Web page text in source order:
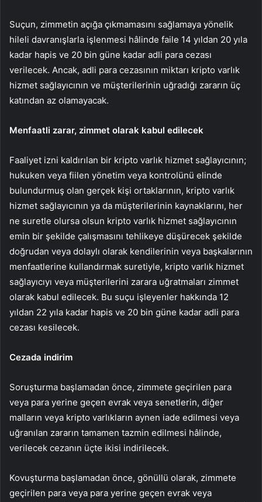
Suçun, zimmetin açığa çıkmamasını sağlamaya yönelik
hileli davranışlarla işlenmesi hâlinde faile 14 yıldan 20 yıla
kadar hapis ve 20 bin güne kadar adli para cezası
verilecek. Ancak, adli para cezasının miktarı kripto varlık
hizmet sağlayıcının ve müşterilerinin uğradığı zararın üç
katından az olamayacak.
Menfaatli zarar, zimmet olarak kabul edilecek
Faaliyet izni kaldırılan bir kripto varlık hizmet sağlayıcının;
hukuken veya fiilen yönetim veya kontrolünü elinde
bulundurmuş olan gerçek kişi ortaklarının, kripto varlık
hizmet sağlayıcının ya da müşterilerinin kaynaklarını, her
ne suretle olursa olsun kripto varlık hizmet sağlayıcının
emin bir şekilde çalışmasını tehlikeye düşürecek şekilde
doğrudan veya dolaylı olarak kendilerinin veya başkalarının
menfaatlerine kullandırmak suretiyle, kripto varlık hizmet
sağlayıcıyı veya müşterilerini zarara uğratmaları zimmet
olarak kabul edilecek. Bu suçu işleyenler hakkında 12
yıldan 22 yıla kadar hapis ve 20 bin güne kadar adli para
cezası kesilecek.
Cezada indirim
Soruşturma başlamadan önce, zimmete geçirilen para
veya para yerine geçen evrak veya senetlerin, diğer
malların veya kripto varlıkların aynen iade edilmesi veya
uğranılan zararın tamamen tazmin edilmesi hâlinde,
verilecek cezanın üçte ikisi indirilecek.
Kovuşturma başlamadan önce, gönüllü olarak, zimmete
geçirilen para veya para yerine geçen evrak veya